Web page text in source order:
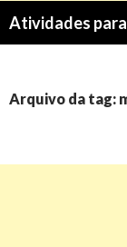
CONTEÚDO
Arquivo da tag: